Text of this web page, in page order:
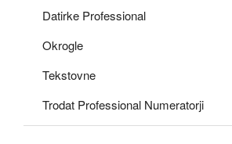
Datirke Professional
Okrogle
Tekstovne
Trodat Professional Numeratorji